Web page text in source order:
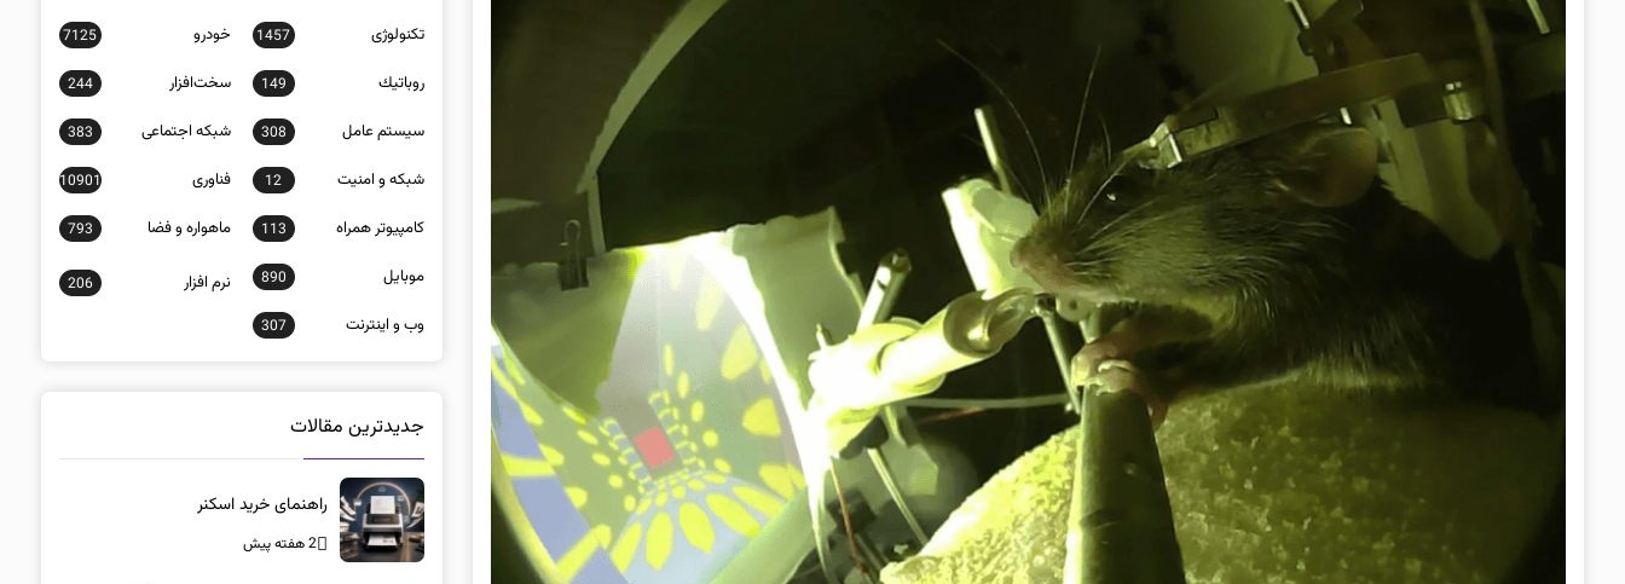
تکنولوژی 1457 خودرو 7125
روباتيك 149 سخت‌افزار 244
سيستم عامل 308 شبكه اجتماعی 383
شبكه و امنيت 12 فناوری 10901
كامپيوتر همراه 113 ماهواره و فضا 793
موبايل 890 نرم افزار 206
وب و اينترنت 307
جدیدترین مقالات
راهنمای خرید اسکنر
2 هفته پیش